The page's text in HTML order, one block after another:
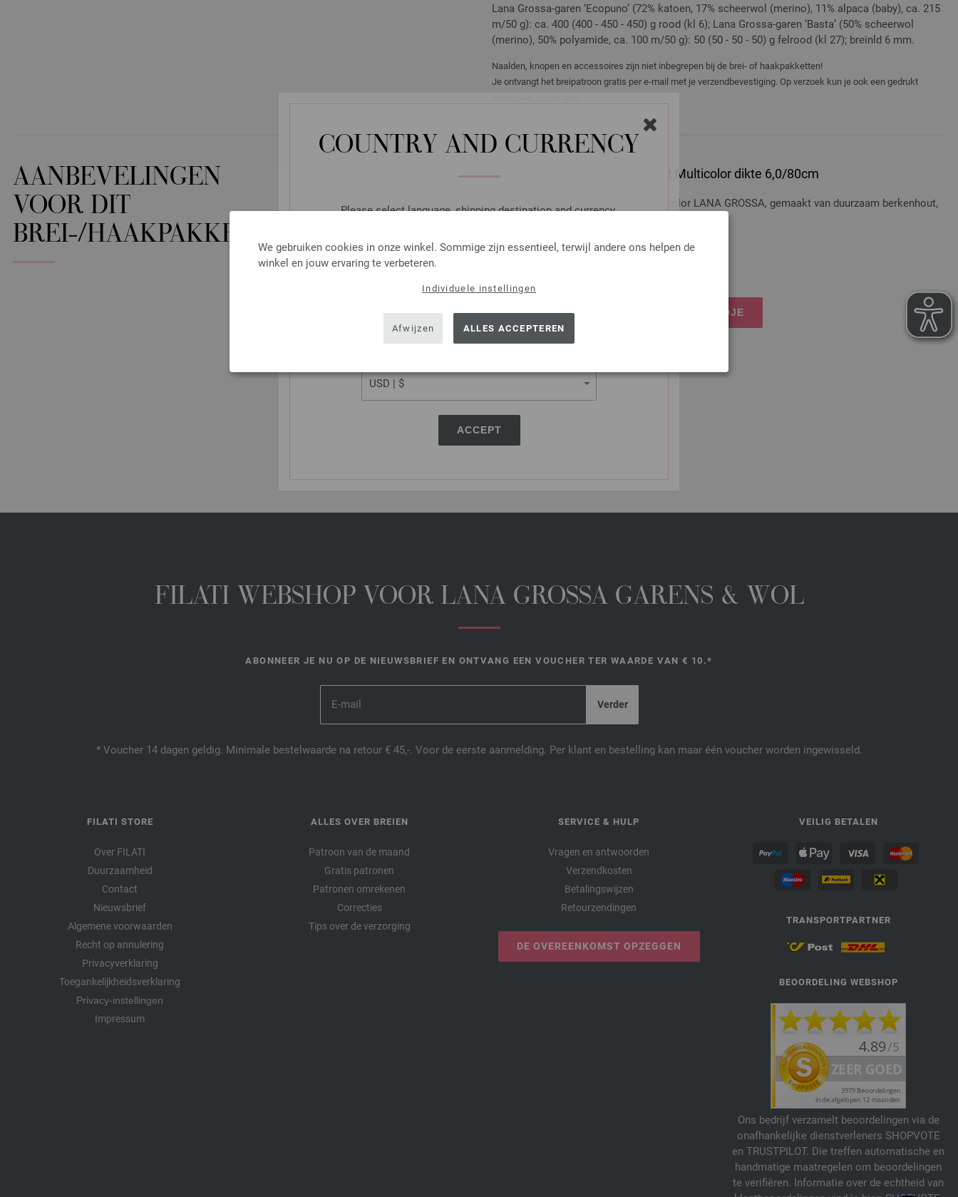
COUNTRY AND CURRENCY
Please select language, shipping destination and currency.
SHIPPING TO
USA - The United States of America
ACCEPT
We gebruiken cookies in onze winkel. Sommige zijn essentieel, terwijl andere ons helpen de
winkel en jouw ervaring te verbeteren.
Individuele instellingen
Afwijzen ALLES ACCEPTEREN
Lana Grossa-garen ‘Ecopuno’ (72% katoen, 17% scheerwol (merino), 11% alpaca (baby), ca. 215
m/50 g): ca. 400 (400 - 450 - 450) g rood (kl 6); Lana Grossa-garen ‘Basta’ (50% scheerwol
(merino), 50% polyamide, ca. 100 m/50 g): 50 (50 - 50 - 50) g felrood (kl 27); breinld 6 mm.
Naalden, knopen en accessoires zijn niet inbegrepen bij de brei- of haakpakketten!
Je ontvangt het breipatroon gratis per e-mail met je verzendbevestiging. Op verzoek kun je ook een gedrukt
AANBEVELINGEN
VOOR DIT
BREI-/HAAKPAKKET
Rondbreinaalden Designer Hout Multicolor dikte 6,0/80cm
Rondbreinaalden designer hout Multicolor LANA GROSSA, gemaakt van duurzaam berkenhout,
8,36 €
AANTAL
IN MIJN WINKELMANDJE
FILATI WEBSHOP VOOR LANA GROSSA GARENS & WOL
ABONNEER JE NU OP DE NIEUWSBRIEF EN ONTVANG EEN VOUCHER TER WAARDE VAN € 10.*
* Voucher 14 dagen geldig. Minimale bestelwaarde na retour € 45,-. Voor de eerste aanmelding. Per klant en bestelling kan maar één voucher worden ingewisseld.
FILATI STORE
Over FILATI
Duurzaamheid
Contact
Nieuwsbrief
Algemene voorwaarden
Recht op annulering
Privacyverklaring
Toegankelijkheidsverklaring
Privacy-instellingen
Impressum
ALLES OVER BREIEN
Patroon van de maand
Gratis patronen
Patronen omrekenen
Correcties
Tips over de verzorging
SERVICE & HULP
Vragen en antwoorden
Verzendkosten
Betalingswijzen
Retourzendingen
DE OVEREENKOMST OPZEGGEN
VEILIG BETALEN
TRANSPORTPARTNER
BEOORDELING WEBSHOP
Ons bedrijf verzamelt beoordelingen via de
onafhankelijke dienstverleners SHOPVOTE
en TRUSTPILOT. Die treffen automatische en
handmatige maatregelen om beoordelingen
te verifiëren. Informatie over de echtheid van